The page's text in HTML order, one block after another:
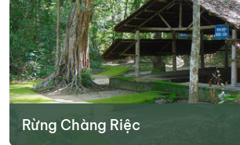
du khách tham quan khi đến với tỉnh thành này.
Tìm hiểu thêm
Rừng Chàng Riệc